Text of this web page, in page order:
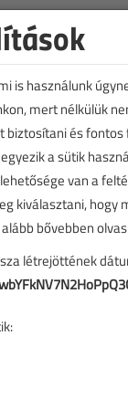
is használunk
mert nélkülük
biztosítani és
a sütik
van a
kiválasztani, hogy
bővebben
létrejöttének